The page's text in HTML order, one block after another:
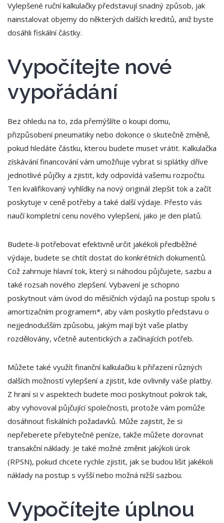
Vylepšené ruční kalkulačky představují snadný způsob, jak
nainstalovat objemy do některých dalších kreditů, aniž byste
dosáhli fiskální částky.
Vypočítejte nové
vypořádání
Bez ohledu na to, zda přemýšlíte o koupi domu,
přizpůsobení pneumatiky nebo dokonce o skutečně změně,
pokud hledáte částku, kterou budete muset vrátit. Kalkulačka
získávání financování vám umožňuje vybrat si splátky dříve
jednotlivé půjčky a zjistit, kdy odpovídá vašemu rozpočtu.
Ten kvalifikovaný vyhlídky na nový originál zlepšit tok a začít
poskytuje v ceně potřeby a také další výdaje. Přesto vás
naučí kompletní cenu nového vylepšení, jako je den platů.
Budete-li potřebovat efektivně určit jakékoli předběžné
výdaje, budete se chtít dostat do konkrétních dokumentů.
Což zahrnuje hlavní tok, který si náhodou půjčujete, sazbu a
také rozsah nového zlepšení. Vybavení je schopno
poskytnout vám úvod do měsíčních výdajů na postup spolu s
amortizačním programem*, aby vám poskytlo představu o
nejjednodušším způsobu, jakým mají být vaše platby
rozdělovány, včetně autentických a začínajících potřeb.
Můžete také využít finanční kalkulačku k přiřazení různých
dalších možností vylepšení a zjistit, kde ovlivnily vaše platby.
Z hraní si v aspektech budete moci poskytnout pokrok tak,
aby vyhovoval půjčující společnosti, protože vám pomůže
dosáhnout fiskálních požadavků. Může zajistit, že si
nepřeberete přebytečné peníze, takže můžete dorovnat
transakční náklady. Je také možné změnit jakýkoli úrok
(RPSN), pokud chcete rychle zjistit, jak se budou lišit jakékoli
náklady na postup s vyšší nebo možná nižší sazbou.
Vypočítejte úplnou